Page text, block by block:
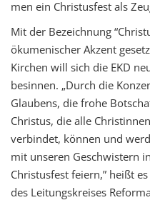
men ein Christusfest als
Mit der Bezeichnung
ökumenischer Akzent
Kirchen will sich die EKD
besinnen. „Durch die
Glaubens, die frohe
Christus, die alle
verbindet, können und
mit unseren Geschwistern
Christusfest feiern,” heißt
des Leitungskreises